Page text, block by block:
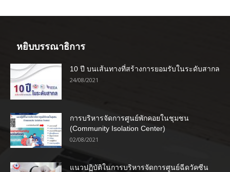
หยิบบรรณาธิการ
10 ปี บนเส้นทางที่สร้างการยอมรับในระดับสากล
24/08/2021
การบริหารจัดการศูนย์พักคอยในชุมชน
(Community Isolation Center)
02/08/2021
แนวปฏิบัติในการบริหารจัดการศูนย์ฉีดวัคซีน